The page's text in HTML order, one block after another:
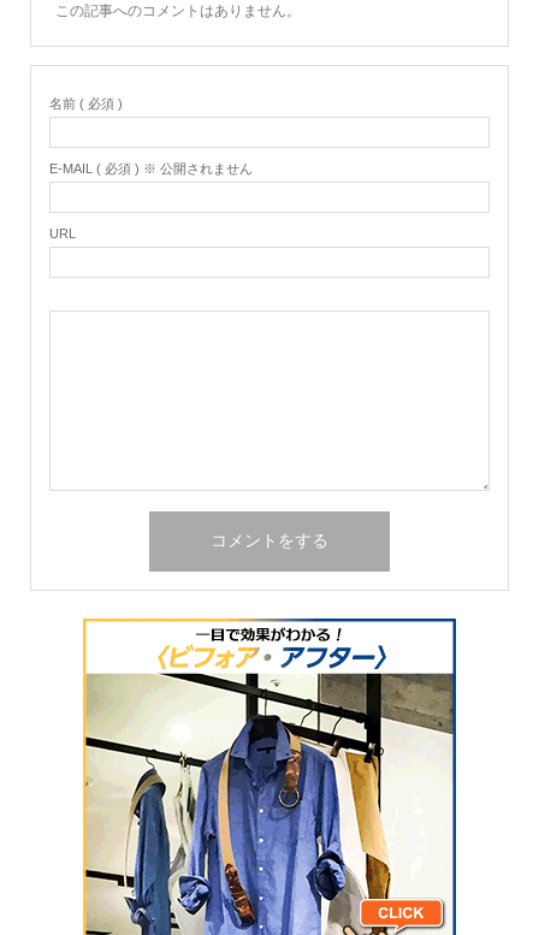
この記事へのコメントはありません。
名前 ( 必須 )
E-MAIL ( 必須 ) ※ 公開されません
URL